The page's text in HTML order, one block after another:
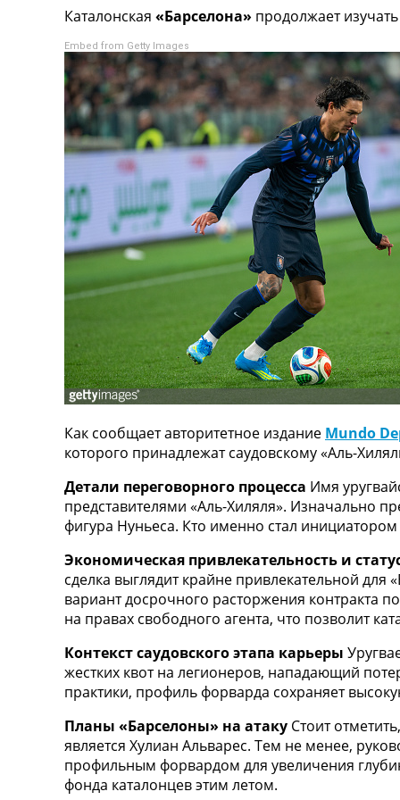
Турниры
Чемпионат Мира
Украина. Премьер-Лига
Украина. Первая Лига
Лига Чемпионов
Англия. Премьер Лига
Испания. Ла Лига
Другие Турниры >>>
Таблицы
Таблицы групп Чемпионата Мира
Украина. Премьер-Лига
Украина. Первая Лига
Лига Чемпионов. Таблицы групп
Англия. Премьер-Лига
Испания. Ла Лига
Все таблицы >>>
Рейтинги
Рейтинг стран УЕФА
Рейтинг клубов УЕФА
Рейтинг ФИФА
RU
Categories
Главная
Новости футбола
Видео
Трансферы
Новости футбола Украины
Конкурс прогнозов
Логин
Рейтинги
Коллективный прогноз
Турниры
Чемпионат Мира
Украина. Премьер-Лига
Каталонская «Барселона» продолжает
Embed from Getty Images
Как сообщает авторитетное издание Mundo
которого принадлежат саудовскому «Аль-
Детали переговорного процесса Имя
представителями «Аль-Хиляля». Изначально
фигура Нуньеса. Кто именно стал
Экономическая привлекательность и
сделка выглядит крайне привлекательной
вариант досрочного расторжения контракта
на правах свободного агента, что позволит
Контекст саудовского этапа карьеры
жестких квот на легионеров, нападающий
практики, профиль форварда сохраняет
Планы «Барселоны» на атаку Стоит
является Хулиан Альварес. Тем не менее,
профильным форвардом для увеличения
фонда каталонцев этим летом.